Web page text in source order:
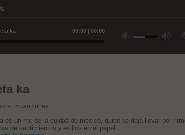
ka 00:00 | 00:00
ka
| 5 canciones
es un mc de la cuidad de méxico, quien se deja llevar por
de sentimientos y exilios en el papel.